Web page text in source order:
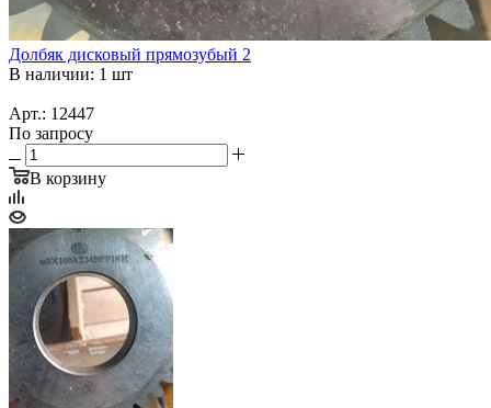
Долбяк дисковый прямозубый 2
В наличии: 1 шт
Арт.: 12447
По запросу
В корзину